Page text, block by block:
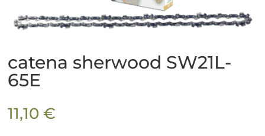
catena sherwood SW21L-
65E
11,10€